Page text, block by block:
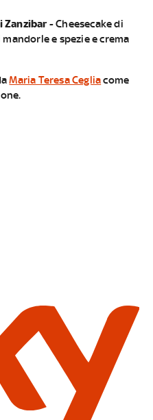
Zanzibar- Cheesecake di
e spezie e crema
Maria Teresa Cegliacome